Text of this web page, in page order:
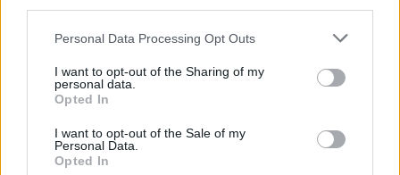
Personal Data Processing Opt Outs
I want to opt-out of the Sharing of my
personal data.
Opted In
I want to opt-out of the Sale of my
Personal Data.
Opted In
A resposta a esta pergunta: